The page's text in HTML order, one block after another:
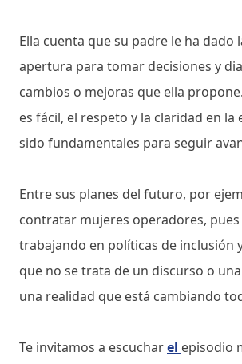
Ella cuenta que su padre le ha dado
apertura para tomar decisiones y
cambios o mejoras que ella
es fácil, el respeto y la claridad en la
sido fundamentales para seguir
Entre sus planes del futuro, por
contratar mujeres operadores,
trabajando en políticas de inclusión
que no se trata de un discurso o
una realidad que está cambiando
Te invitamos a escucharel episodio